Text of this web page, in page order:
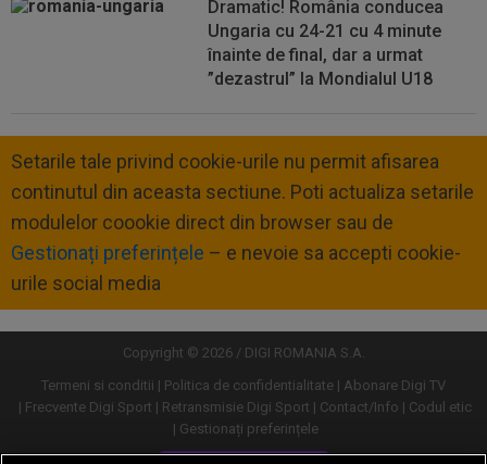
Dramatic! România conducea
Ungaria cu 24-21 cu 4 minute
înainte de final, dar a urmat
”dezastrul” la Mondialul U18
Setarile tale privind cookie-urile nu permit afisarea
continutul din aceasta sectiune. Poti actualiza setarile
modulelor coookie direct din browser sau de
Gestionați preferințele – e nevoie sa accepti cookie-
urile social media
Copyright © 2026 / DIGI ROMANIA S.A.
Termeni si conditii
Politica de confidentialitate
Abonare Digi TV
Frecvente Digi Sport
Retransmisie Digi Sport Contact/Info
Codul etic
Gestionați preferințele